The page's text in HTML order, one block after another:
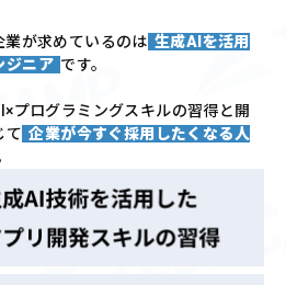
が求めているのは 生成AIを活用
ジニア です。
プログラミングスキルの習得と開
て 企業が今すぐ採用したくなる人